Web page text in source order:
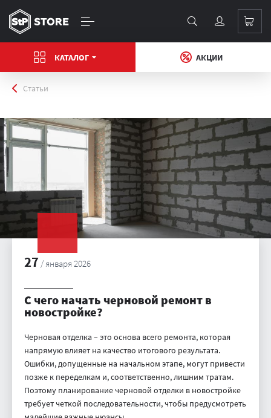
КАТАЛОГ АКЦИИ
Главная
Статьи
27 / января 2026
С чего начать черновой ремонт в
новостройке?
Черновая отделка – это основа всего ремонта, которая
напрямую влияет на качество итогового результата.
Ошибки, допущенные на начальном этапе, могут привести
позже к переделкам и, соответственно, лишним тратам.
Поэтому планирование черновой отделки в новостройке
требует четкой последовательности, чтобы предусмотреть